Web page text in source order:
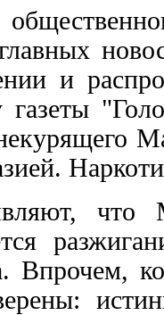
и
газеты
Впрочем,